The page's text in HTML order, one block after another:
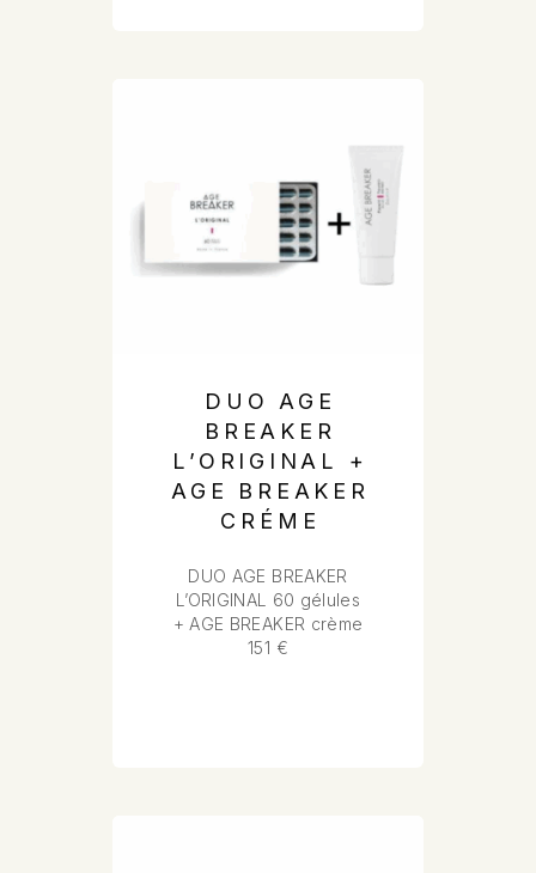
DUO AGE
BREAKER
L’ORIGINAL +
AGE BREAKER
CRÉME
DUO AGE BREAKER
L’ORIGINAL 60 gélules
+ AGE BREAKER crème
151 €